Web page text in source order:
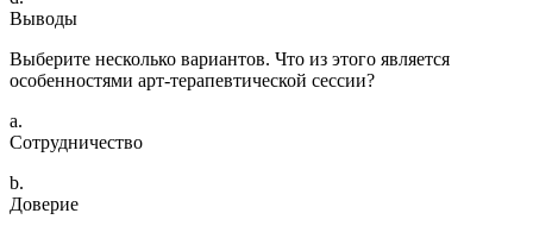
Выводы
Выберите несколько вариантов. Что из этого является
особенностями арт-терапевтической сессии?
a.
Сотрудничество
b.
Доверие